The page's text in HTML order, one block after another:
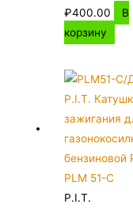
₽400.00
В
корзину
P.I.T.